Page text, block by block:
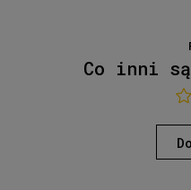
Co inni